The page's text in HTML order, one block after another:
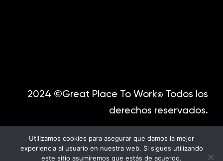
2024 ©Great Place To Work® Todos los
derechos reservados.
English
Utilizamos cookies para asegurar que damos la mejor
experiencia al usuario en nuestra web. Si sigues utilizando
este sitio asumiremos que estás de acuerdo.